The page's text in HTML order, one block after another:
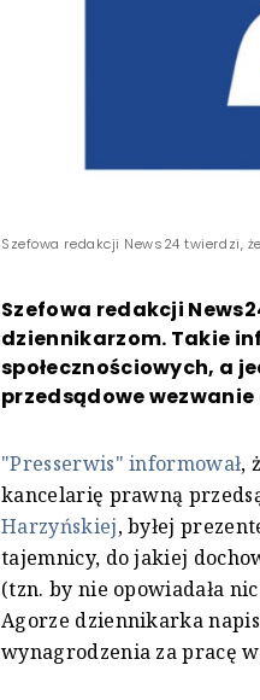
Szefowa redakcji News24 twierdzi,
Szefowa redakcji
dziennikarzom. Takie
społecznościowych, a
przedsądowe
"Presserwis" informował,
kancelarię prawną
Harzyńskiej, byłej
tajemnicy, do jakiej
(tzn. by nie opowiadała
Agorze dziennikarka
wynagrodzenia za pracę